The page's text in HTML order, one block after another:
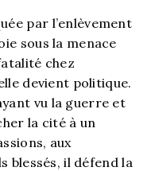
par l’enlèvement
sous la menace
chez
devient politique.
vu la guerre et
la cité à un
aux
blessés, il défend la